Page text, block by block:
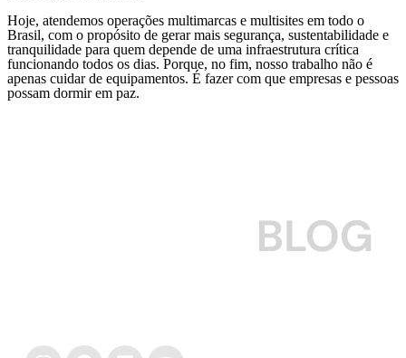
Hoje, atendemos operações multimarcas e multisites em todo o
Brasil, com o propósito de gerar mais segurança, sustentabilidade e
tranquilidade para quem depende de uma infraestrutura crítica
funcionando todos os dias. Porque, no fim, nosso trabalho não é
apenas cuidar de equipamentos. É fazer com que empresas e pessoas
possam dormir em paz.